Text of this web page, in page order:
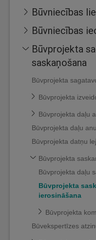
Būvniecības
Būvniecības
Būvprojekta
saskaņošana
Būvprojekta
Būvprojekta
Būvprojekta daļu
Būvprojekta daļu
Būvprojekta datņu
Būvprojekta
Būvprojekta daļu
Būvprojekta
ierosināšana
Būvprojekta
Būvekspertīzes